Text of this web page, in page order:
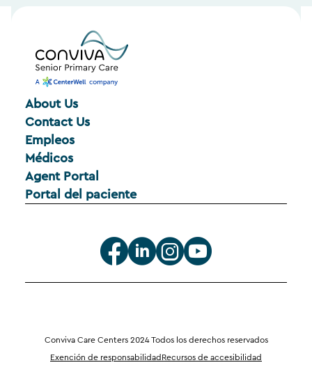
About Us
Contact Us
Empleos
Médicos
Agent Portal
Portal del paciente
Conviva Care Centers 2024 Todos los derechos reservados
Exención de responsabilidad Recursos de accesibilidad